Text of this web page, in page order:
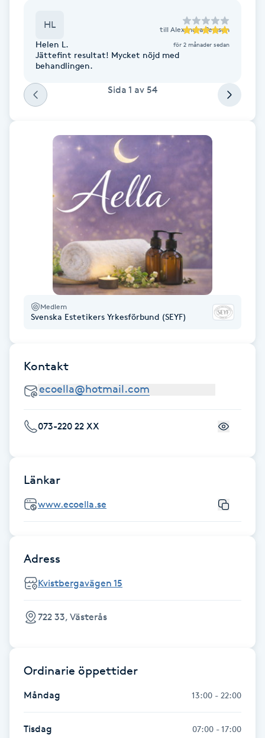
LED-ljusterapi
Liktornar
LPG
Luggklippning
Lymfmassage
Läpptatuering
Makeup
Manikyr & Pedikyr
Medial vägledning
Meditation
Medium
Melasma
Mesoterapi
MicroPen
Microshading
HL till Alexandra Persson
Helen L. för 2 månader sedan
Jättefint resultat! Mycket nöjd med
behandlingen.
Sida 1 av 54
Medlem
Svenska Estetikers Yrkesförbund (SEYF)
Kontakt
073-220 22 XX
Länkar
www.ecoella.se
Adress
Kvistbergavägen 15
722 33, Västerås
Ordinarie öppettider
Måndag 13:00 - 22:00
Tisdag 07:00 - 17:00